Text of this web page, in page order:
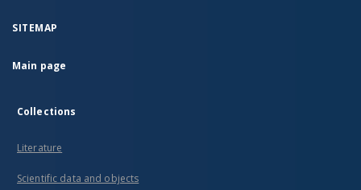
SITEMAP
Main page
Collections
Literature
Scientific data and objects